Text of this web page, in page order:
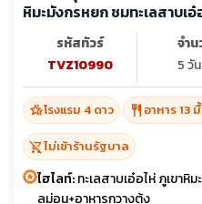
หิมะมังกรหยก ชมทะเลสาบเอ๋
รหัสทัวร์
TVZ10990
จำ
5 วั
hotel_classโรงแรม 4 ดาว restaurant อาหาร 13
shopping_cart_offไม่เข้าร้านรัฐบาล
ไฮไลท์:ทะเลสาบเอ๋อไห่ ภูเขาหิ
ลม่อน+อาหารกวางตุ้ง